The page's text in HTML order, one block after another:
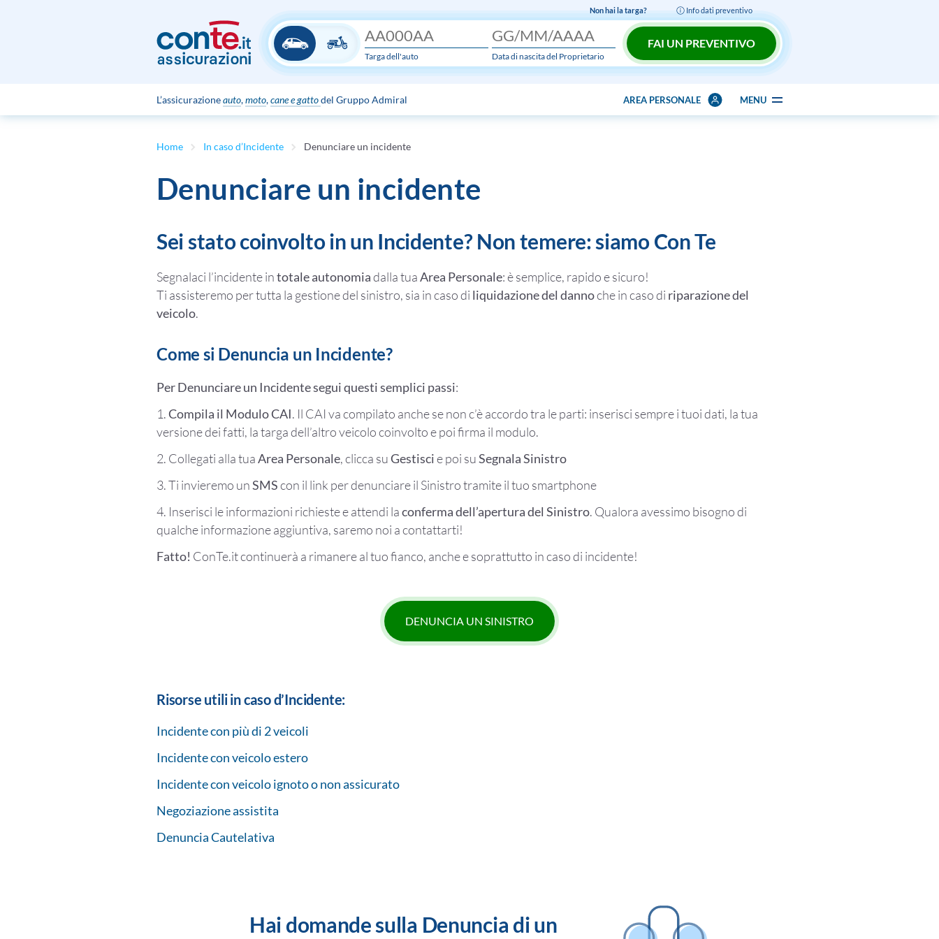
Targa dell'auto Data di nascita del Proprietario
FAI UN PREVENTIVO
Non hai la targa? Info dati preventivo
L’assicurazioneauto,moto,cane e gattodel Gruppo Admiral AREA PERSONALE MENU
Home In caso d’Incidente Denunciare un incidente
Denunciare un incidente
Sei stato coinvolto in un Incidente? Non temere: siamo Con Te
Segnalaci l’incidente intotale autonomiadalla tuaArea Personale: è semplice, rapido e sicuro!
Ti assisteremo per tutta la gestione del sinistro, sia in caso di liquidazione del dannoche in caso di riparazione del
veicolo.
Come si Denuncia un Incidente?
Per Denunciare un Incidente segui questi semplici passi:
1.Compila il Modulo CAI. Il CAI va compilato anche se non c’è accordo tra le parti: inserisci sempre i tuoi dati, la tua
versione dei fatti, la targa dell’altro veicolo coinvolto e poi firma il modulo.
2. Collegati alla tuaArea Personale, clicca suGestiscie poi suSegnala Sinistro
3. Ti invieremo unSMScon il link per denunciare il Sinistro tramite il tuo smartphone
4. Inserisci le informazioni richieste e attendi laconferma dell’apertura del Sinistro. Qualora avessimo bisogno di
qualche informazione aggiuntiva, saremo noi a contattarti!
Fatto! ConTe.it continuerà a rimanere al tuo fianco, anche e soprattutto in caso di incidente!
DENUNCIA UN SINISTRO
Risorse utili in caso d’Incidente:
Incidente con più di 2 veicoli
Incidente con veicolo estero
Incidente con veicolo ignoto o non assicurato
Negoziazione assistita
Denuncia Cautelativa
Hai domande sulla Denuncia di un